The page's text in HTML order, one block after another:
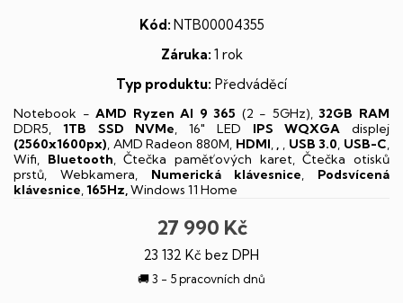
Kód: NTB00004355
Záruka: 1 rok
Typ produktu: Předváděcí
Notebook -AMD Ryzen AI 9 365 (2 - 5GHz),32GB RAM
DDR5, 1TB SSD NVMe, 16" LED IPS WQXGA displej
(2560x1600px), AMD Radeon 880M, HDMI, , , USB 3.0, USB-C,
Wifi, Bluetooth, Čtečka paměťových karet, Čtečka otisků
prstů, Webkamera, Numerická klávesnice, Podsvícená
klávesnice,165Hz,Windows 11 Home
27 990 Kč
23 132 Kč bez DPH
🚚 3 - 5 pracovních dnů